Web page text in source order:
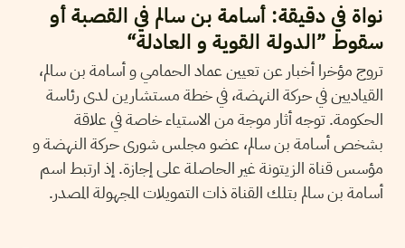
نواة في دقيقة: أسامة بن سالم في القصبة أو
سقوط ”الدولة القوية و العادلة“
تروج مؤخرا أخبار عن تعيين عماد الحمامي و أسامة بن سالم،
القياديين في حركة النهضة، في خطة مستشارين لدى رئاسة
الحكومة. توجه أثار موجة من الاستياء خاصة في علاقة
بشخص أسامة بن سالم، عضو مجلس شورى حركة النهضة و
مؤسس قناة الزيتونة غير الحاصلة على إجازة. إذ ارتبط اسم
أسامة بن سالم بتلك القناة ذات التمويلات المجهولة المصدر.